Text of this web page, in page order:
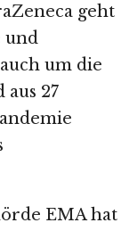
geht
und
um die
27
EMA hat